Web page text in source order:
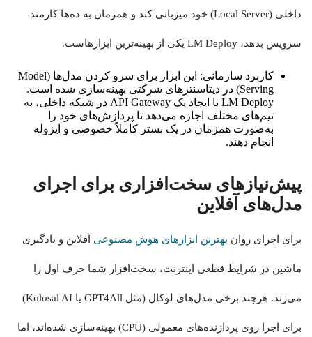
داخلی (Local Server) خود میزبانی کند و همزمان به ده‌ها کارمند
سرویس بدهد، LM Deploy یکی از بهینه‌ترین ابزارهاست.
کاربرد سازمانی: این ابزار برای سرو کردن مدل‌ها (Model
Serving) در دیتاسنترهای شرکتی بهینه‌سازی شده است.
LM Deploy با ایجاد یک API Gateway در شبکه داخلی، به
تیم‌های مختلف اجازه می‌دهد تا پردازش‌های خود را
به‌صورت همزمان در یک بستر کاملاً خصوصی و ایزوله
انجام دهند.
پیش‌نیازهای سخت‌افزاری برای اجرای
مدل‌های آفلاین
برای اجرای روان بهترین ابزارهای هوش مصنوعی آفلاین و یادگیری
ماشین در شرایط قطعی اینترنت، سخت‌افزار شما حرف اول را
می‌زند. هرچند برخی م‍دل‌های لوکال (مثل GPT4All یا Kolosal AI)
برای اجرا روی پردازنده‌های معمولی (CPU) بهینه‌سازی شده‌اند، اما